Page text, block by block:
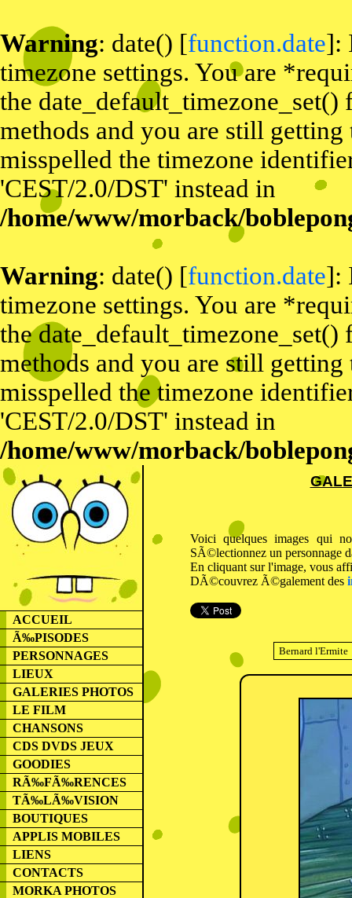
Warning: date() [function.date]:
timezone settings. You are
the
methods and you are still
misspelled the timezone
'CEST/2.0/DST' instead in
/home/www/morback/
Warning: date() [function.date]:
timezone settings. You are
the
methods and you are still
misspelled the timezone
'CEST/2.0/DST' instead in
/home/www/morback/
ACCUEIL
Ã‰PISODES
PERSONNAGES
LIEUX
GALERIES PHOTOS
LE FILM
CHANSONS
CDS DVDS JEUX
GOODIES
RÃ‰FÃ‰RENCES
TÃ‰LÃ‰VISION
BOUTIQUES
APPLIS MOBILES
LIENS
CONTACTS
MORKA PHOTOS
Voici quelques images qui
SÃ©lectionnez un personnage
En cliquant sur l'image, vous
DÃ©couvrez Ã©galement des